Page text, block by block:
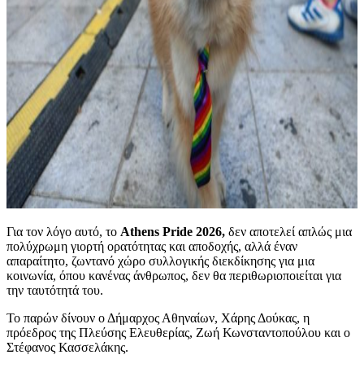
Για τον λόγο αυτό, το Athens Pride 2026, δεν αποτελεί απλώς μια
πολύχρωμη γιορτή ορατότητας και αποδοχής, αλλά έναν
απαραίτητο, ζωντανό χώρο συλλογικής διεκδίκησης για μια
κοινωνία, όπου κανένας άνθρωπος, δεν θα περιθωριοποιείται για
την ταυτότητά του.
Το παρών δίνουν ο Δήμαρχος Αθηναίων, Χάρης Δούκας, η
πρόεδρος της Πλεύσης Ελευθερίας, Ζωή Κωνσταντοπούλου και ο
Στέφανος Κασσελάκης.